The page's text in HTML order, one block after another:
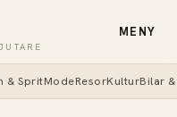
MENY
& SpritModeResorKulturBilar